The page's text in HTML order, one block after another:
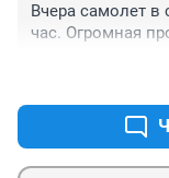
Вчера самолет
час. Огромная